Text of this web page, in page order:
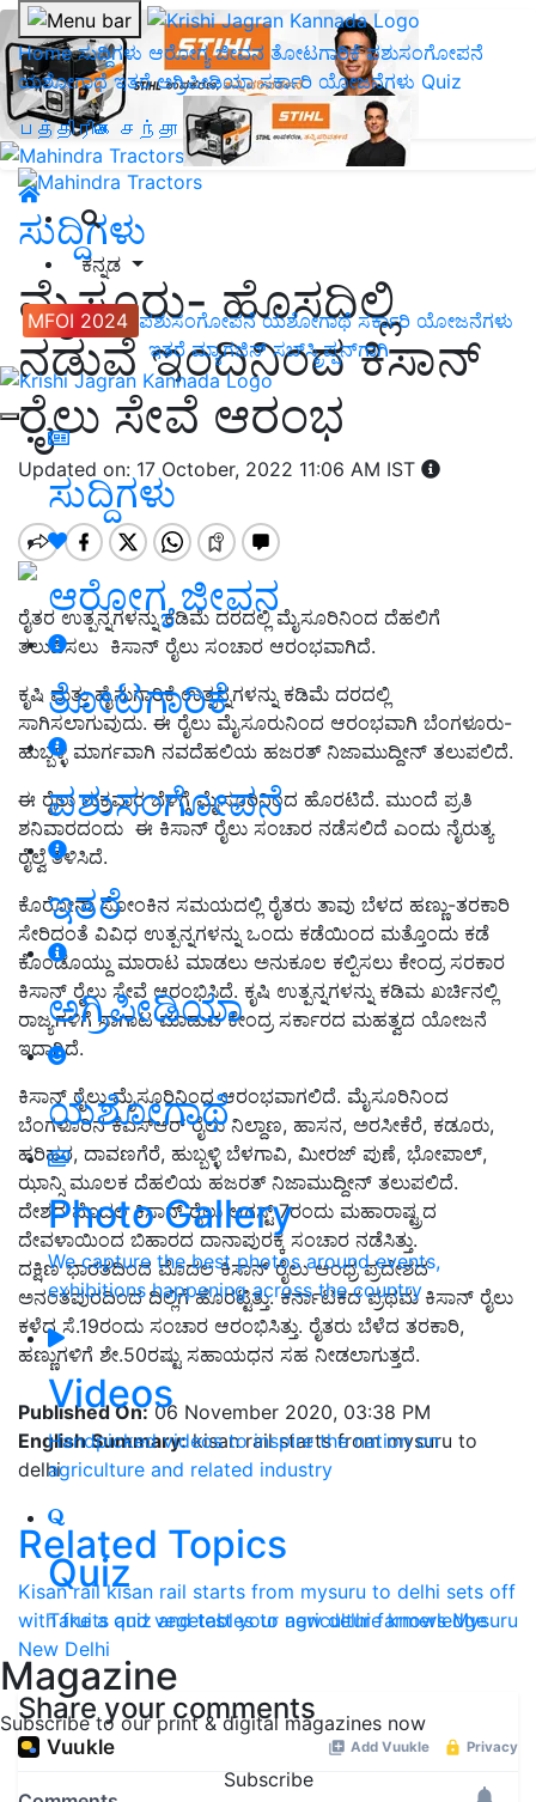
Home ಸುದ್ದಿಗಳು ಆರೋಗ್ಯ ಜೀವನ ತೋಟಗಾರಿಕೆಪಶುಸಂಗೋಪನೆ
ಯಶೋಗಾಥೆ ಇತರೆ ಅಗ್ರಿಪೀಡಿಯಾ ಸರ್ಕಾರಿ ಯೋಜನೆಗಳು Quiz
பத்திரிகை சந்தா
ಕನ್ನಡ
MFOI 2024 ಪಶುಸಂಗೋಪನೆ ಯಶೋಗಾಥೆ ಸರ್ಕಾರಿ ಯೋಜನೆಗಳು
ಇತರೆ ಮ್ಯಾಗಜಿನ್‌ ಸಬ್‌ಸ್ಕ್ರಿಪ್ಷನ್‌ಗಾಗಿ
ಸುದ್ದಿಗಳು
ಆರೋಗ್ಯ ಜೀವನ
ತೋಟಗಾರಿಕೆ
ಪಶುಸಂಗೋಪನೆ
ಇತರೆ
ಅಗ್ರಿಪೀಡಿಯಾ
ಯಶೋಗಾಥೆ
Photo Gallery
We capture the best photos around events,
exhibitions happening across the country
Videos
Handpicked videos to inspire the nation on
agriculture and related industry
Quiz
Take a quiz and test your agriculture knowledge
Magazine
Subscribe to our print & digital magazines now
Subscribe
ಸುದ್ದಿಗಳು
ಮೈಸೂರು- ಹೊಸದಿಲ್ಲಿ
ನಡುವೆ ಇಂದಿನಿಂದ ಕಿಸಾನ್
ರೈಲು ಸೇವೆ ಆರಂಭ
Updated on: 17 October, 2022 11:06 AM IST
ರೈತರ ಉತ್ಪನ್ನಗಳನ್ನು ಕಡಿಮೆ ದರದಲ್ಲಿ ಮೈಸೂರಿನಿಂದ ದೆಹಲಿಗೆ
ತಲುಪಿಸಲು ಕಿಸಾನ್ ರೈಲು ಸಂಚಾರ ಆರಂಭವಾಗಿದೆ.
ಕೃಷಿ ಮತ್ತು ಹೈನುಗಾರಿಕೆ ಉತ್ಪನ್ನಗಳನ್ನು ಕಡಿಮೆ ದರದಲ್ಲಿ
ಸಾಗಿಸಲಾಗುವುದು. ಈ ರೈಲು ಮೈಸೂರುನಿಂದ ಆರಂಭವಾಗಿ ಬೆಂಗಳೂರು-
ಹುಬ್ಬಳ್ಳಿ ಮಾರ್ಗವಾಗಿ ನವದೆಹಲಿಯ ಹಜರತ್ ನಿಜಾಮುದ್ದೀನ್ ತಲುಪಲಿದೆ.
ಈ ರೈಲು ಶುಕ್ರವಾರ ಬೆಳಗ್ಗೆ ಮೈಸೂರಿನಿಂದ ಹೊರಟಿದೆ. ಮುಂದೆ ಪ್ರತಿ
ಶನಿವಾರದಂದು ಈ ಕಿಸಾನ್ ರೈಲು ಸಂಚಾರ ನಡೆಸಲಿದೆ ಎಂದು ನೈರುತ್ಯ
ರೈಲ್ವೆ ತಿಳಿಸಿದೆ.
ಕೊರೋನಾ ಸೋಂಕಿನ ಸಮಯದಲ್ಲಿ ರೈತರು ತಾವು ಬೆಳದ ಹಣ್ಣು-ತರಕಾರಿ
ಸೇರಿದಂತೆ ವಿವಿಧ ಉತ್ಪನ್ನಗಳನ್ನು ಒಂದು ಕಡೆಯಿಂದ ಮತ್ತೊಂದು ಕಡೆ
ಕೊಂಡೊಯ್ದು ಮಾರಾಟ ಮಾಡಲು ಅನುಕೂಲ ಕಲ್ಪಿಸಲು ಕೇಂದ್ರ ಸರಕಾರ
ಕಿಸಾನ್ ರೈಲು ಸೇವೆ ಆರಂಭಿಸಿದೆ. ಕೃಷಿ ಉತ್ಪನ್ನಗಳನ್ನು ಕಡಿಮ ಖರ್ಚಿನಲ್ಲಿ
ರಾಜ್ಯಗಳಿಗೆ ಸಾಗಾಟ ಮಾಡುವ ಕೇಂದ್ರ ಸರ್ಕಾರದ ಮಹತ್ವದ ಯೋಜನೆ
ಇದಾಗಿದೆ.
ಕಿಸಾನ್ ರೈಲು ಮೈಸೂರಿನಿಂದ ಆರಂಭವಾಗಲಿದೆ. ಮೈಸೂರಿನಿಂದ
ಬೆಂಗಳೂರಿನ ಕೆಎಸ್‌ಆರ್‌ ರೈಲು ನಿಲ್ದಾಣ, ಹಾಸನ, ಅರಸೀಕೆರೆ, ಕಡೂರು,
ಹರಿಹರ, ದಾವಣಗೆರೆ, ಹುಬ್ಬಳ್ಳಿ ಬೆಳಗಾವಿ, ಮೀರಜ್ ಪುಣೆ, ಭೋಪಾಲ್,
ಝಾನ್ಸಿ ಮೂಲಕ ದೆಹಲಿಯ ಹಜರತ್ ನಿಜಾಮುದ್ದೀನ್ ತಲುಪಲಿದೆ.
ದೇಶದ ಮೊದಲ ಕಿಸಾನ್ ರೈಲು ಆಗಸ್ಟ್ 7ರಂದು ಮಹಾರಾಷ್ಟ್ರದ
ದೇವಳಾಯಿಂದ ಬಿಹಾರದ ದಾನಾಪುರಕ್ಕೆ ಸಂಚಾರ ನಡೆಸಿತ್ತು.
ದಕ್ಷಿಣ ಭಾರತದಿಂದ ಮೊದಲ ಕಿಸಾನ್ ರೈಲು ಆಂಧ್ರ ಪ್ರದೇಶದ
ಅನಂತಪುರದಿಂದ ದಿಲ್ಲಿಗೆ ಹೊರಟ್ಟಿತ್ತು. ಕರ್ನಾಟಕದ ಪ್ರಥಮ ಕಿಸಾನ್ ರೈಲು
ಕಳೆದ ಸೆ.19ರಂದು ಸಂಚಾರ ಆರಂಭಿಸಿತ್ತು. ರೈತರು ಬೆಳೆದ ತರಕಾರಿ,
ಹಣ್ಣುಗಳಿಗೆ ಶೇ.50ರಷ್ಟು ಸಹಾಯಧನ ಸಹ ನೀಡಲಾಗುತ್ತದೆ.
Published On:06 November 2020, 03:38 PM
English Summary:kisan rail starts from mysuru to
delhi
Related Topics
Kisan rail kisan rail starts from mysuru to delhi sets off
with fruits and vegetables to new delhi farmers Mysuru
New Delhi
Share your comments